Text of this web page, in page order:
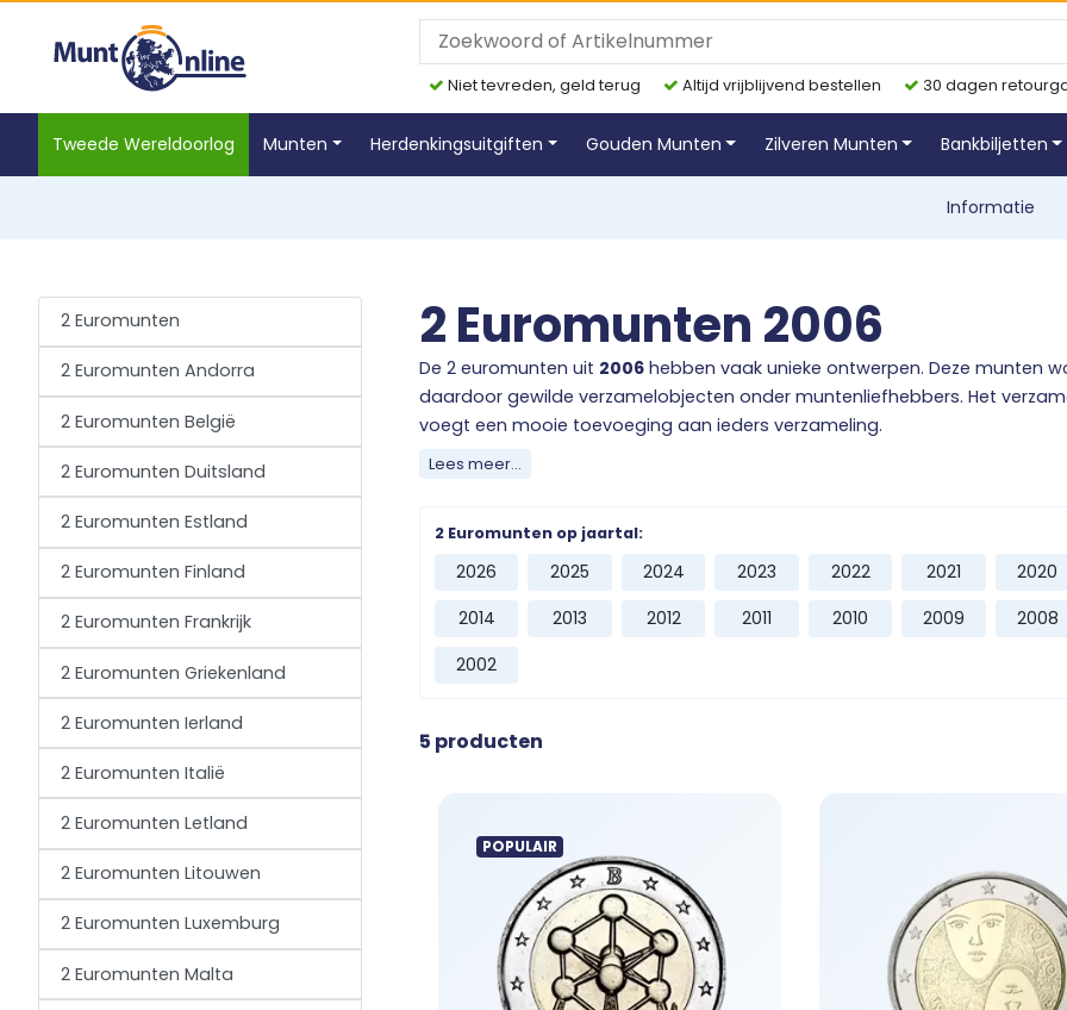
Niet tevreden, geld terug Altijd vrijblijvend bestellen 30 dagen
Tweede Wereldoorlog Munten Herdenkingsuitgiften Gouden Munten Zilveren Munten Bankbiljetten
Informatie
2 Euromunten
2 Euromunten Andorra
2 Euromunten België
2 Euromunten Duitsland
2 Euromunten Estland
2 Euromunten Finland
2 Euromunten Frankrijk
2 Euromunten Griekenland
2 Euromunten Ierland
2 Euromunten Italië
2 Euromunten Letland
2 Euromunten Litouwen
2 Euromunten Luxemburg
2 Euromunten Malta
2 Euromunten 2006
De 2 euromunten uit 2006 hebben vaak unieke ontwerpen. Deze munten
daardoor gewilde verzamelobjecten onder muntenliefhebbers. Het
voegt een mooie toevoeging aan ieders verzameling.
Ontdek het ruime en diverse aanbod uit
te bemachtigen.
Lees meer...
2 Euromunten op jaartal:
2026 2025 2024 2023 2022 2021
2020
2014
2013 2012 2011 2010 2009
2008
2002
5 producten
POPULAIR